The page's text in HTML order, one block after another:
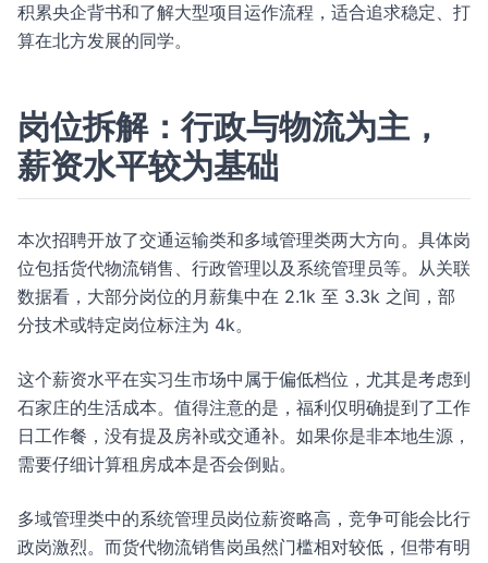
积累央企背书和了解大型项目运作流程，适合追求稳定、打
算在北方发展的同学。
岗位拆解：行政与物流为主，
薪资水平较为基础
本次招聘开放了交通运输类和多域管理类两大方向。具体岗
位包括货代物流销售、行政管理以及系统管理员等。从关联
数据看，大部分岗位的月薪集中在 2.1k 至 3.3k 之间，部
分技术或特定岗位标注为 4k。
这个薪资水平在实习生市场中属于偏低档位，尤其是考虑到
石家庄的生活成本。值得注意的是，福利仅明确提到了工作
日工作餐，没有提及房补或交通补。如果你是非本地生源，
需要仔细计算租房成本是否会倒贴。
多域管理类中的系统管理员岗位薪资略高，竞争可能会比行
政岗激烈。而货代物流销售岗虽然门槛相对较低，但带有明